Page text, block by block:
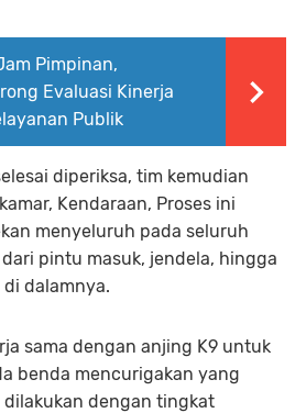
Pimpinan,
Evaluasi Kinerja
Publik
diperiksa, tim kemudian
Kendaraan, Proses ini
menyeluruh pada seluruh
pintu masuk, jendela, hingga
dalamnya.
sama dengan anjing K9 untuk
benda mencurigakan yang
dilakukan dengan tingkat